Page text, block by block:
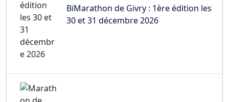
BiMarathon de Givry : 1ère édition les
30 et 31 décembre 2026